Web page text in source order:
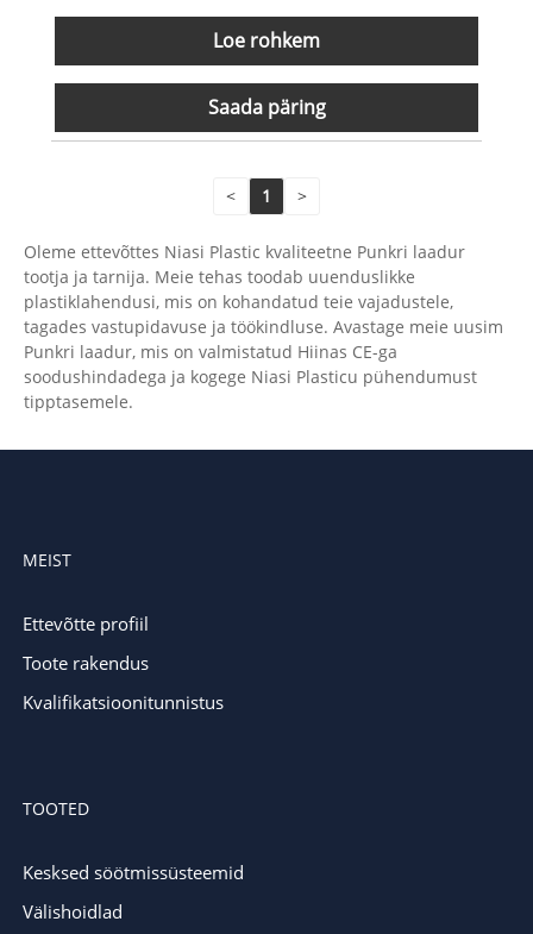
Loe rohkem
Saada päring
< 1 >
Oleme ettevõttes Niasi Plastic kvaliteetne Punkri laadur
tootja ja tarnija. Meie tehas toodab uuenduslikke
plastiklahendusi, mis on kohandatud teie vajadustele,
tagades vastupidavuse ja töökindluse. Avastage meie uusim
Punkri laadur, mis on valmistatud Hiinas CE-ga
soodushindadega ja kogege Niasi Plasticu pühendumust
tipptasemele.
MEIST
Ettevõtte profiil
Toote rakendus
Kvalifikatsioonitunnistus
TOOTED
Kesksed söötmissüsteemid
Välishoidlad